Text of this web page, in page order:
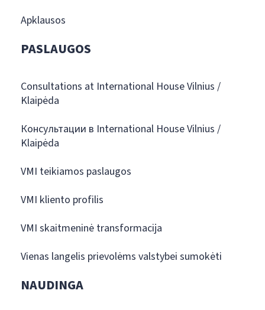
Apklausos
PASLAUGOS
Consultations at International House Vilnius /
Klaipėda
Консультации в International House Vilnius /
Klaipėda
VMI teikiamos paslaugos
VMI kliento profilis
VMI skaitmeninė transformacija
Vienas langelis prievolėms valstybei sumokėti
NAUDINGA